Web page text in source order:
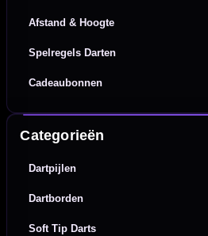
Afstand & Hoogte
Spelregels Darten
Cadeaubonnen
Categorieën
Dartpijlen
Dartborden
Soft Tip Darts